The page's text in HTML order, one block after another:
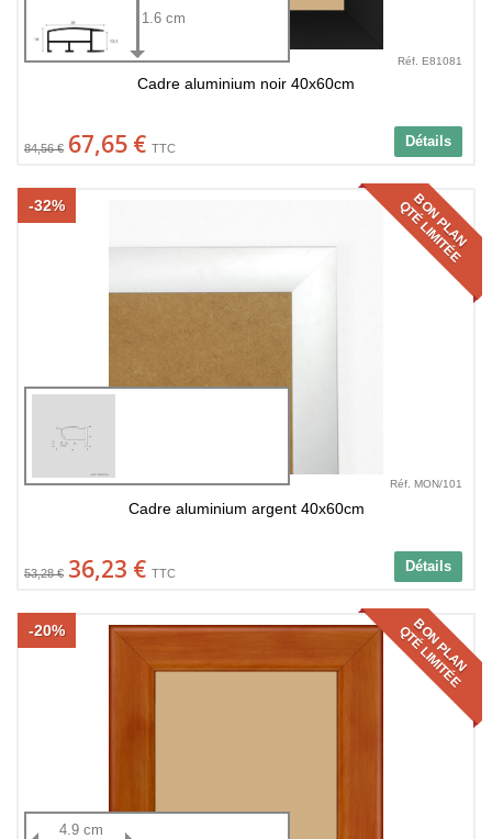
1.6 cm
Réf. E81081
Cadre aluminium noir 40x60cm
Détails
84,56 € 67,65 € TTC
Réf. MON/101
BON PLAN
QTÉ LIMITÉE
-32%
Cadre aluminium argent 40x60cm
Détails
53,28 € 36,23 € TTC
4.9 cm
BON PLAN
QTÉ LIMITÉE
-20%